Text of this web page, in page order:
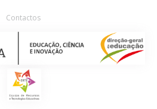
Contactos